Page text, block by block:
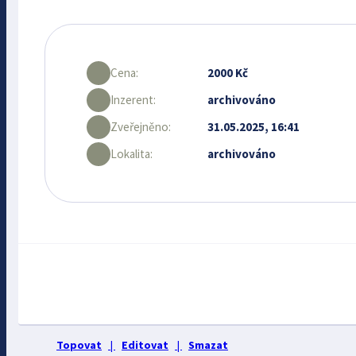
Cena:
2000 Kč
Inzerent:
archivováno
Zveřejněno:
31.05.2025, 16:41
Lokalita:
archivováno
Topovat | Editovat | Smazat